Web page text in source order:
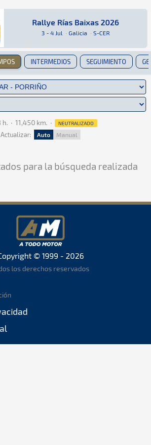
Rallye Rías Baixas 2026
Rallye Rías Baixas 2026
3 - 4 Jul · Galicia · S-CER
Rally · Rallye Rías Baixas 2026 · S-CER:
Galicia
INTERMEDIOS SEGUIMIENTO
h. · 11,450 km. · NEUTRALIZADO
Actualizar: Auto Manual
para la búsqueda realizada
© 1999 - 2026
los derechos reservados